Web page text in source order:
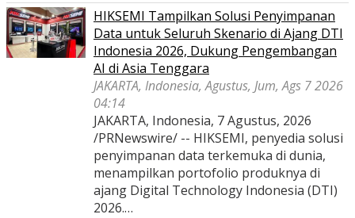
HIKSEMI Tampilkan Solusi Penyimpanan
Data untuk Seluruh Skenario di Ajang DTI
Indonesia 2026, Dukung Pengembangan
AI di Asia Tenggara
JAKARTA, Indonesia, Agustus, Jum, Ags 7 2026
04:14
JAKARTA, Indonesia, 7 Agustus, 2026
/PRNewswire/ -- HIKSEMI, penyedia solusi
penyimpanan data terkemuka di dunia,
menampilkan portofolio produknya di
ajang Digital Technology Indonesia (DTI)
2026.…